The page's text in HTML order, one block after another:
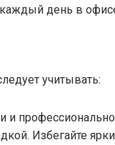
день в
учитывать:
и
Избегайте